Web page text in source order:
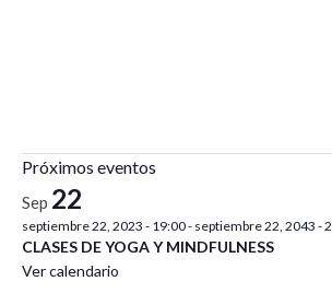
Próximos eventos
Sep 22
septiembre 22, 2023 - 19:00- septiembre 22, 2043 -
CLASES DE YOGA Y MINDFULNESS
Ver calendario